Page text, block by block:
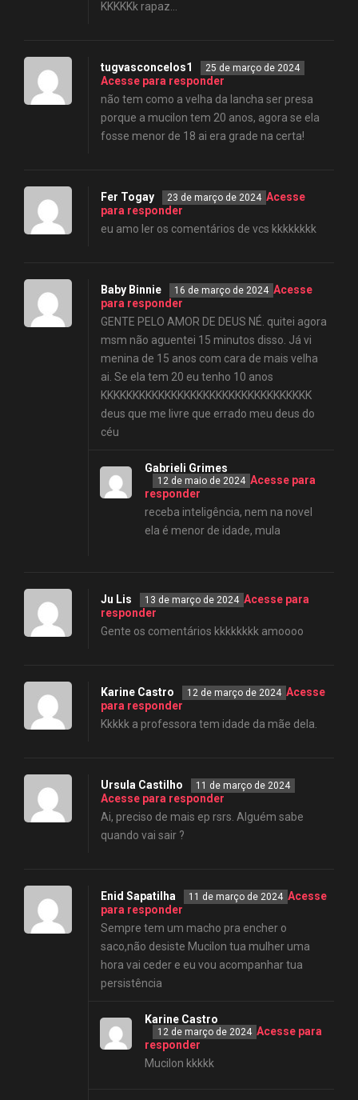
KKKKKk rapaz…
tugvasconcelos1 25 de março de 2024
Acesse para responder
não tem como a velha da lancha ser presa
porque a mucilon tem 20 anos, agora se ela
fosse menor de 18 ai era grade na certa!
Fer Togay 23 de março de 2024 Acesse
para responder
eu amo ler os comentários de vcs kkkkkkkk
Baby Binnie 16 de março de 2024 Acesse
para responder
GENTE PELO AMOR DE DEUS NÉ. quitei agora
msm não aguentei 15 minutos disso. Já vi
menina de 15 anos com cara de mais velha
ai. Se ela tem 20 eu tenho 10 anos
KKKKKKKKKKKKKKKKKKKKKKKKKKKKKKKKK
deus que me livre que errado meu deus do
céu
Gabrieli Grimes
12 de maio de 2024 Acesse para
responder
receba inteligência, nem na novel
ela é menor de idade, mula
Ju Lis 13 de março de 2024 Acesse para
responder
Gente os comentários kkkkkkkk amoooo
Karine Castro 12 de março de 2024 Acesse
para responder
Kkkkk a professora tem idade da mãe dela.
Ursula Castilho 11 de março de 2024
Acesse para responder
Ai, preciso de mais ep rsrs. Alguém sabe
quando vai sair ?
Enid Sapatilha 11 de março de 2024 Acesse
para responder
Sempre tem um macho pra encher o
saco,não desiste Mucilon tua mulher uma
hora vai ceder e eu vou acompanhar tua
persistência
Karine Castro
12 de março de 2024 Acesse para
responder
Mucilon kkkkk